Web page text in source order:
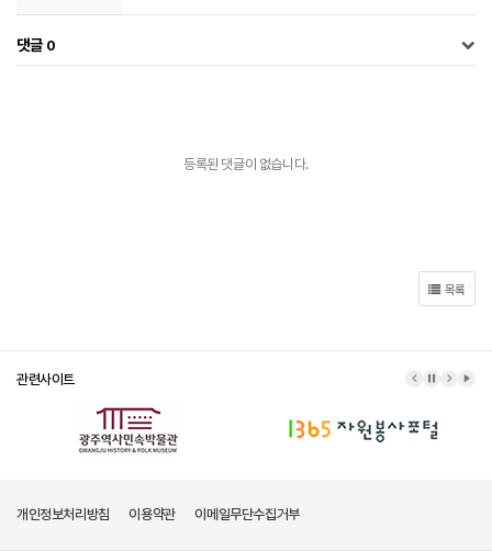
댓글 0
등록된 댓글이 없습니다.
목록
관련사이트 이전 배너
배너 정지
다음 배
배
개인정보처리방침 이용약관 이메일무단수집거부